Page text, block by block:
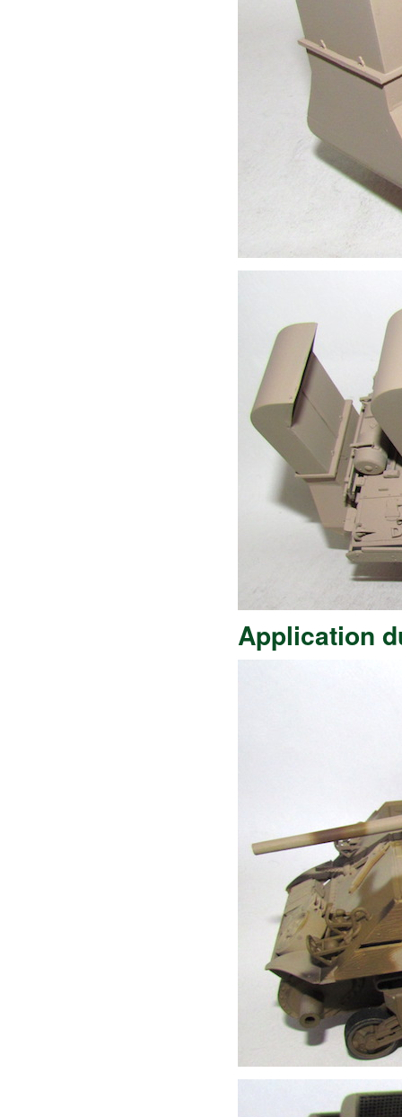
Application